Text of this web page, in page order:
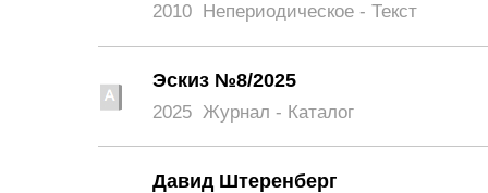
2010 Непериодическое - Текст
Эскиз №8/2025
2025 Журнал - Каталог
Давид Штеренберг